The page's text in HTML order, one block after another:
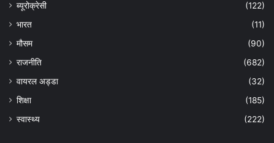
ब्यूरोक्रेसी
(122)
भारत
(11)
मौसम
(90)
राजनीति
(682)
वायरल अड्डा
(32)
शिक्षा
(185)
स्वास्थ्य
(222)